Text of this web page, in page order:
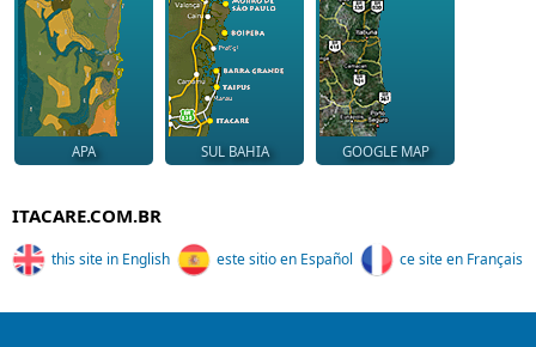
APA SUL BAHIA GOOGLE MAP
ITACARE.COM.BR
this site in English este sitio en Español ce site en Français